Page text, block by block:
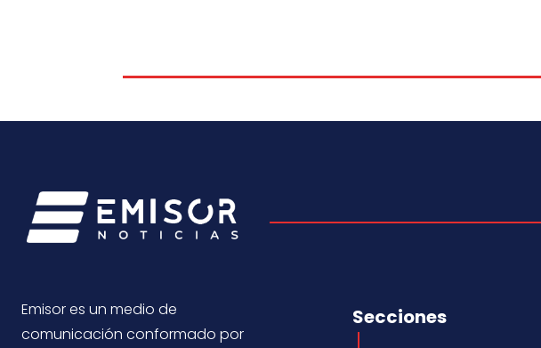
Emisor es un medio de
comunicación conformado por
Secciones